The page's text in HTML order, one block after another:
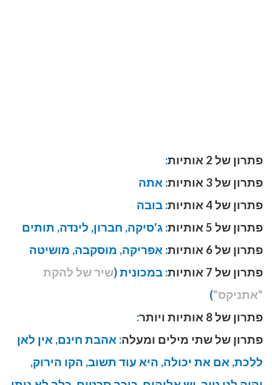
פתרון של 2 אותיות
:
פתרון של 3 אותיות
: אתה
פתרון של 4 אותיות
: בובה
פתרון של 5 אותיות
: ג'סיקה, חברון, לינדה, תותים
פתרון של 6 אותיות
: אפריקה, מוסקבה, מושיטה
פתרון של 7 אותיות
: במכונית (שיר של להקת
"אתניקס")
פתרון של 8 אותיות ויותר
:
פתרון של שתי מילים ומעלה: אהבת חינם, אין לאן
ללכת, אם את יכולה, היא עוד תשוב, הקו הירוק,